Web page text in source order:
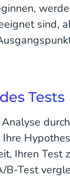
sind,
Tests
Ihren Test
B-Test